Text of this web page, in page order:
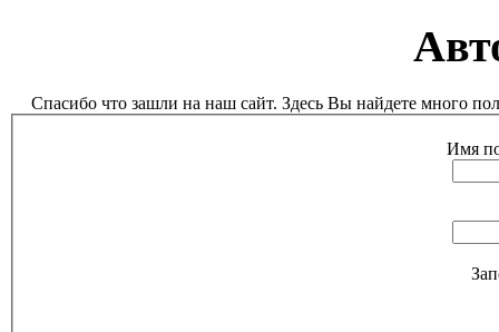
Спасибо что зашли на наш сайт. Здесь Вы найдете много
Имя